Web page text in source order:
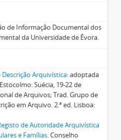
de Informação Documental dos
da Universidade de Évora.
Arquivística: adoptada
Suécia, 19-22 de
de Arquivos; Trad. Grupo de
em Arquivo. 2.ª ed. Lisboa:
de Autoridade Arquivística
e Famílias. Conselho